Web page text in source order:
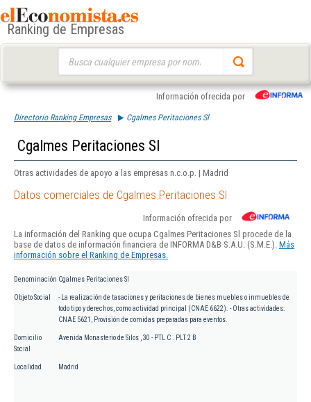
Ranking de Empresas
Información ofrecida por
Directorio Ranking Empresas Cgalmes Peritaciones Sl
Cgalmes Peritaciones Sl
Otras actividades de apoyo a las empresas n.c.o.p. | Madrid
Datos comerciales de Cgalmes Peritaciones Sl
Información ofrecida por
La información del Ranking que ocupa Cgalmes Peritaciones Sl procede de la
base de datos de información financiera de INFORMA D&B S.A.U. (S.M.E.). Más
información sobre el Ranking de Empresas.
Denominación Cgalmes Peritaciones Sl
Objeto Social
- La realización de tasaciones y peritaciones de bienes muebles o inmuebles de
todo tipo y derechos, como actividad principal (CNAE 6622). - Otras actividades:
CNAE 5621, Provisión de comidas preparadas para eventos.
Domicilio
Social
Avenida Monasterio de Silos , 30 - PTL C . PLT 2 B
Localidad Madrid